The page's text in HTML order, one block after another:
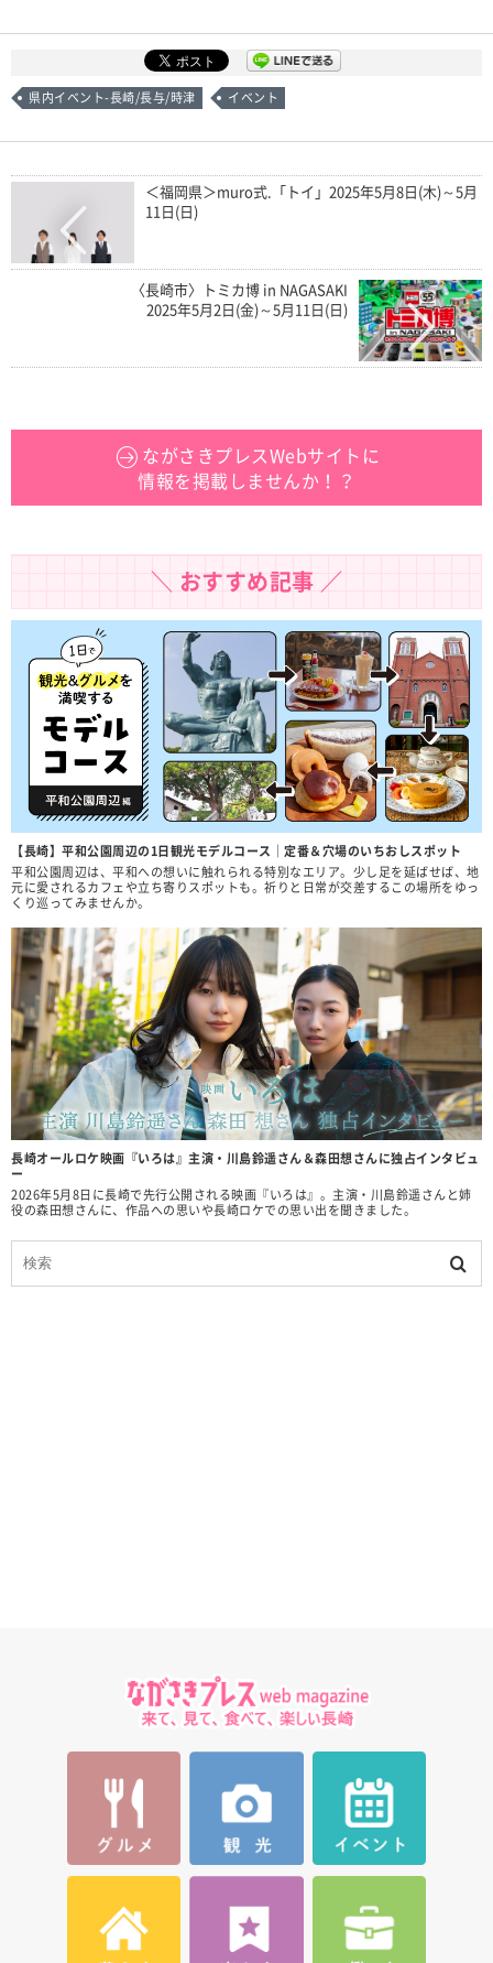
県内イベント-長崎/長与/時津 イベント
＜福岡県＞muro式.「トイ」2025年5月8日(木)～5月
11日(日)
〈長崎市〉トミカ博 in NAGASAKI
2025年5月2日(金)～5月11日(日)
ながさきプレスWebサイトに
情報を掲載しませんか！？
＼ おすすめ記事 ／
【長崎】平和公園周辺の1日観光モデルコース｜定番＆穴場のいちおしスポット
平和公園周辺は、平和への想いに触れられる特別なエリア。少し足を延ばせば、地
元に愛されるカフェや立ち寄りスポットも。祈りと日常が交差するこの場所をゆっ
くり巡ってみませんか。
長崎オールロケ映画『いろは』主演・川島鈴遥さん＆森田想さんに独占インタビュ
ー
2026年5月8日に長崎で先行公開される映画『いろは』。主演・川島鈴遥さんと姉
役の森田想さんに、作品への思いや長崎ロケでの思い出を聞きました。